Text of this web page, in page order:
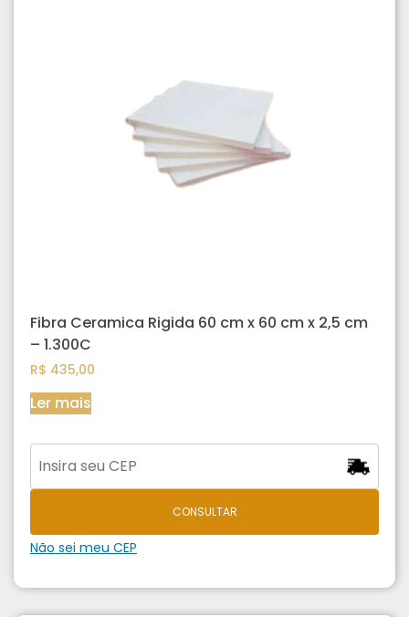
Fibra Ceramica Rigida 60 cm x 60 cm x 2,5 cm
– 1.300C
R$ 435,00
Ler mais
CONSULTAR
Não sei meu CEP